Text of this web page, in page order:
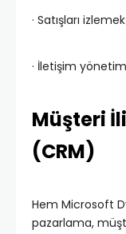
· Satışları
· İletişim
Müşteri
(CRM)
Hem Microsoft
pazarlama,